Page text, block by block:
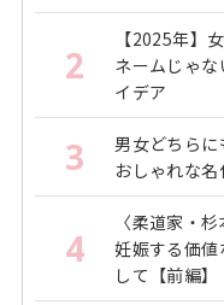
2
【2025年】
ネームじゃ
イデア
3
男女どちらに
おしゃれな
4
〈柔道家・
妊娠する価
して【前編】